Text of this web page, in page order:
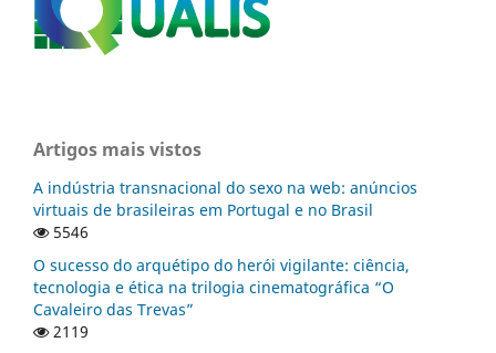
Artigos mais vistos
A indústria transnacional do sexo na web: anúncios
virtuais de brasileiras em Portugal e no Brasil
5546
O sucesso do arquétipo do herói vigilante: ciência,
tecnologia e ética na trilogia cinematográfica “O
Cavaleiro das Trevas”
2119